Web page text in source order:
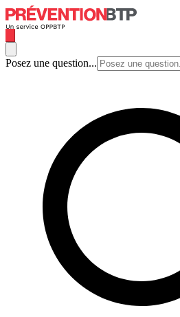
Posez une question...